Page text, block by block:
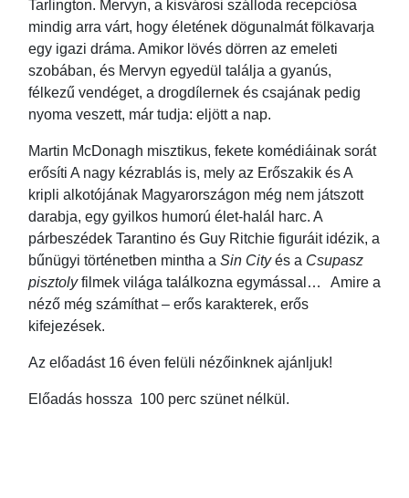
Tarlington. Mervyn, a kisvárosi szálloda recepciósa
mindig arra várt, hogy életének dögunalmát fölkavarja
egy igazi dráma. Amikor lövés dörren az emeleti
szobában, és Mervyn egyedül találja a gyanús,
félkezű vendéget, a drogdílernek és csajának pedig
nyoma veszett, már tudja: eljött a nap.
Martin McDonagh misztikus, fekete komédiáinak sorát
erősíti A nagy kézrablás is, mely az Erőszakik és A
kripli alkotójának Magyarországon még nem játszott
darabja, egy gyilkos humorú élet-halál harc. A
párbeszédek Tarantino és Guy Ritchie figuráit idézik, a
bűnügyi történetben mintha a Sin Cityés a Csupasz
pisztolyfilmek világa találkozna egymással… Amire a
néző még számíthat – erős karakterek, erős
kifejezések.
Az előadást 16 éven felüli nézőinknek ajánljuk!
Előadás hossza 100 perc szünet nélkül.